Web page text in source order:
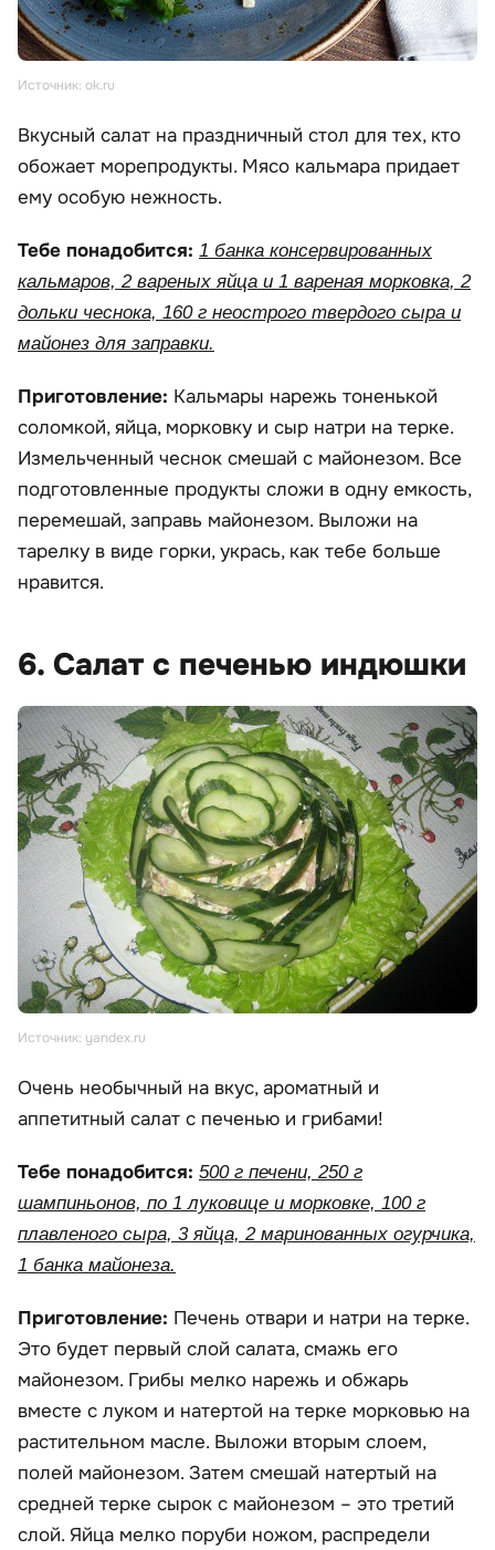
Источник: ok.ru
Вкусный салат на праздничный стол для тех, кто
обожает морепродукты. Мясо кальмара придает
ему особую нежность.
Тебе понадобится: 1 банка консервированных
кальмаров, 2 вареных яйца и 1 вареная морковка, 2
дольки чеснока, 160 г неострого твердого сыра и
майонез для заправки.
Приготовление: Кальмары нарежь тоненькой
соломкой, яйца, морковку и сыр натри на терке.
Измельченный чеснок смешай с майонезом. Все
подготовленные продукты сложи в одну емкость,
перемешай, заправь майонезом. Выложи на
тарелку в виде горки, укрась, как тебе больше
нравится.
6. Салат с печенью индюшки
Источник: yandex.ru
Очень необычный на вкус, ароматный и
аппетитный салат с печенью и грибами!
Тебе понадобится: 500 г печени, 250 г
шампиньонов, по 1 луковице и морковке, 100 г
плавленого сыра, 3 яйца, 2 маринованных огурчика,
1 банка майонеза.
Приготовление: Печень отвари и натри на терке.
Это будет первый слой салата, смажь его
майонезом. Грибы мелко нарежь и обжарь
вместе с луком и натертой на терке морковью на
растительном масле. Выложи вторым слоем,
полей майонезом. Затем смешай натертый на
средней терке сырок с майонезом – это третий
слой. Яйца мелко поруби ножом, распредели